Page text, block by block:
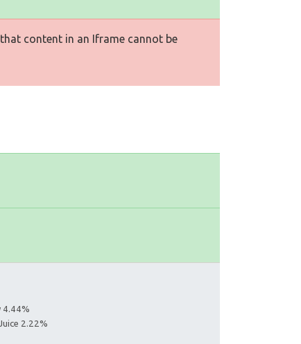
content in an Iframe cannot be
4.44%
2.22%